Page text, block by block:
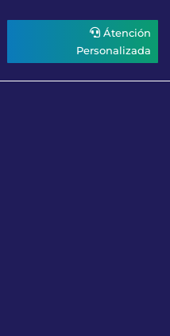
Átención
Personalizada